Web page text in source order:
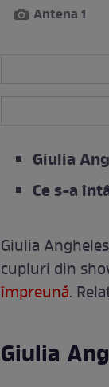
Antena 1
Giulia
Ce s-a
Giulia
cupluri din
împreună.
Giulia